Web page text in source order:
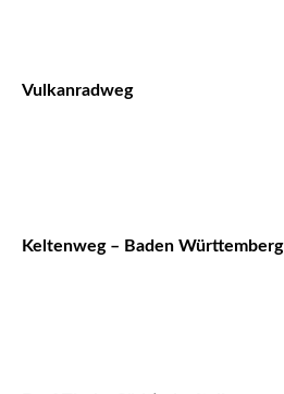
Vulkanradweg
Keltenweg – Baden Württemberg